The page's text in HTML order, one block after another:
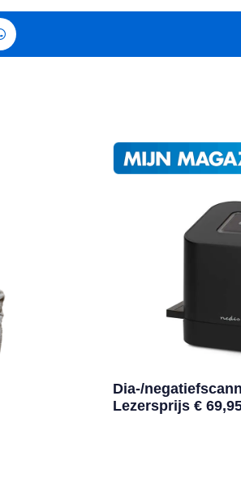
e-mailvia WhatsApp
Dia-/
Lezersprijs €